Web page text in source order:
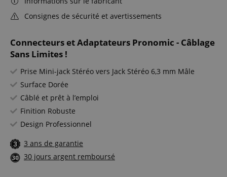
Connecteurs et Adaptateurs Pronomic - Câblage
Sans Limites !
Prise Mini-jack Stéréo vers Jack Stéréo 6,3 mm Mâle
Surface Dorée
Câblé et prêt à l’emploi
Finition Robuste
Design Professionnel
3 ans de garantie
30 jours argent remboursé
Consignes de sécurité et avertissements